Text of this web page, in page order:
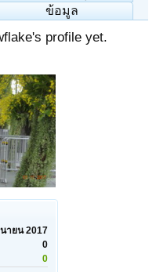
ายน 2017
0
0
ข้อมูล
profile yet.